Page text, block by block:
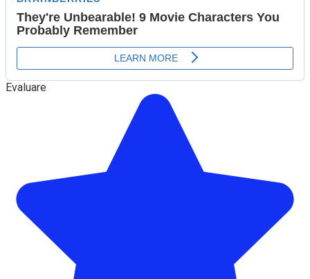
Evaluare